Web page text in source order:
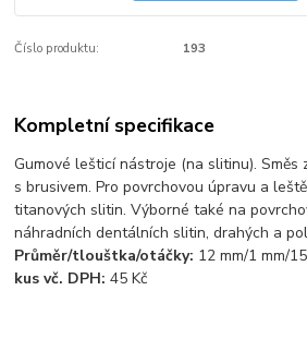
Číslo produktu: 193
Kompletní specifikace
Gumové lešticí nástroje (na slitinu). Směs
s brusivem. Pro povrchovou úpravu a
titanových slitin. Výborné také na
náhradních dentálních slitin, drahých a
Průměr/tlouštka/otáčky: 12 mm/1 mm/
kus vč. DPH: 45 Kč